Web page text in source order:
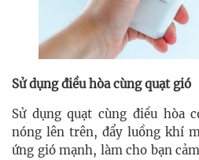
Sử dụng điều hòa cùng quạt gió
Sử dụng quạt cùng điều hòa
nóng lên trên, đẩy luồng khí
ứng gió mạnh, làm cho bạn